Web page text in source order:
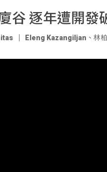
谷 逐年遭開發
Eleng Kazangiljan 、 林